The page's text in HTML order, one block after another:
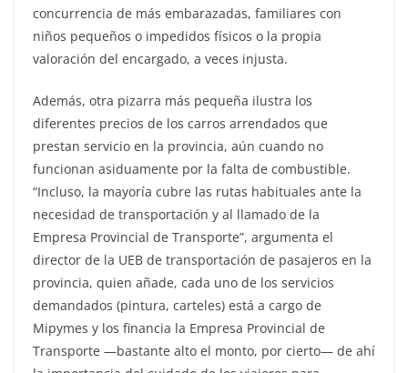
concurrencia de más embarazadas, familiares con
niños pequeños o impedidos físicos o la propia
valoración del encargado, a veces injusta.
Además, otra pizarra más pequeña ilustra los
diferentes precios de los carros arrendados que
prestan servicio en la provincia, aún cuando no
funcionan asiduamente por la falta de combustible.
“Incluso, la mayoría cubre las rutas habituales ante la
necesidad de transportación y al llamado de la
Empresa Provincial de Transporte”, argumenta el
director de la UEB de transportación de pasajeros en la
provincia, quien añade, cada uno de los servicios
demandados (pintura, carteles) está a cargo de
Mipymes y los financia la Empresa Provincial de
Transporte —bastante alto el monto, por cierto— de ahí